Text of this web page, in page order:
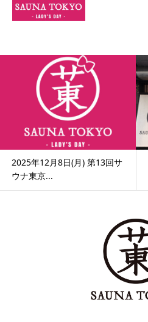
2025年12月8日(月) 第13回サ
ウナ東京...